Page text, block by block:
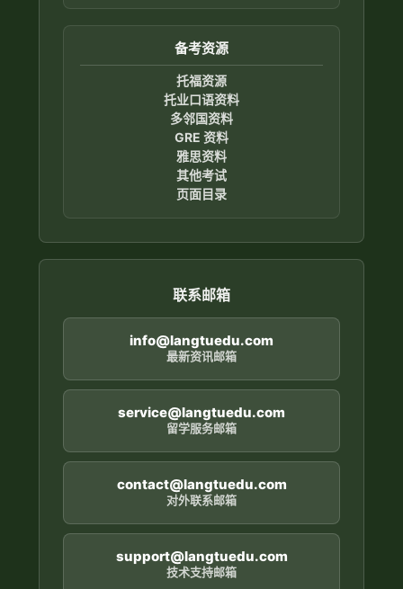
备考资源
托福资源
托业口语资料
多邻国资料
GRE 资料
雅思资料
其他考试
页面目录
联系邮箱
info@langtuedu.com
最新资讯邮箱
service@langtuedu.com
留学服务邮箱
contact@langtuedu.com
对外联系邮箱
support@langtuedu.com
技术支持邮箱